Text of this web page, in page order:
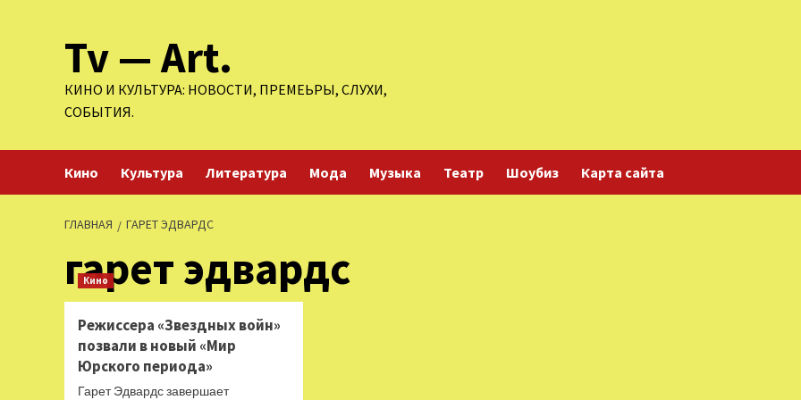
содержимомуTv — Art.
КИНО И КУЛЬТУРА: НОВОСТИ, ПРЕМЕЬРЫ, СЛУХИ,
СОБЫТИЯ.
Кино Культура Литература Мода Музыка Театр Шоубиз Карта сайта
ГЛАВНАЯ ГАРЕТ ЭДВАРДС
гарет эдвардс
Кино
Режиссера «Звездных войн»
позвали в новый «Мир
Юрского периода»
Гарет Эдвардс завершает